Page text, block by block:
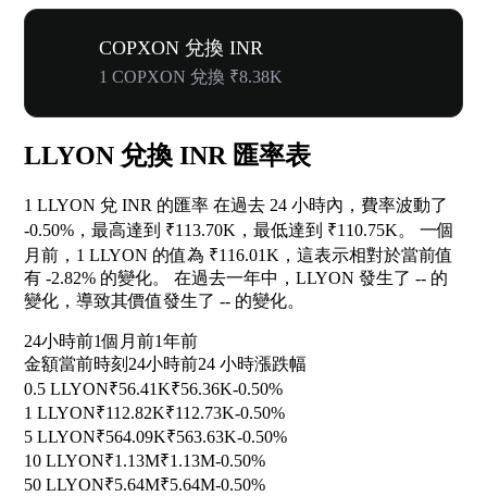
COPXON 兌換 INR
1 COPXON 兌換 ₹8.38K
LLYON 兌換 INR 匯率表
1 LLYON 兌 INR 的匯率 在過去 24 小時內，費率波動了
-0.50% ，最高達到 ₹113.70K，最低達到 ₹110.75K。 一個
月前，1 LLYON 的值為 ₹116.01K，這表示相對於當前值
有 -2.82% 的變化。 在過去一年中，LLYON 發生了 -- 的
變化，導致其價值發生了 -- 的變化。
24小時前1個月前1年前
金額當前時刻 24小時前24 小時漲跌幅
0.5 LLYON₹56.41K₹56.36K-0.50%
1 LLYON₹112.82K₹112.73K-0.50%
5 LLYON₹564.09K₹563.63K-0.50%
10 LLYON₹1.13M₹1.13M-0.50%
50 LLYON₹5.64M₹5.64M-0.50%